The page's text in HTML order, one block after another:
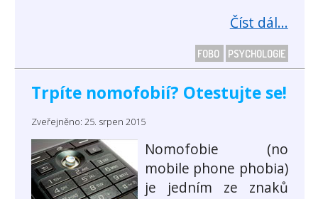
Číst dál...
FOBO PSYCHOLOGIE
Trpíte nomofobií? Otestujte se!
Zveřejněno: 25. srpen 2015
Nomofobie (no
mobile phone phobia)
je jedním ze znaků